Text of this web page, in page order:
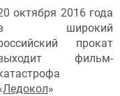
октября 2016 года
широкий
прокат
фильм-
Ледокол»